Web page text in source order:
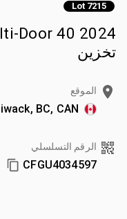
Lot 7215
تخزين
الموقع
BC, CAN
الرقم التسلسلي
CFGU4034597